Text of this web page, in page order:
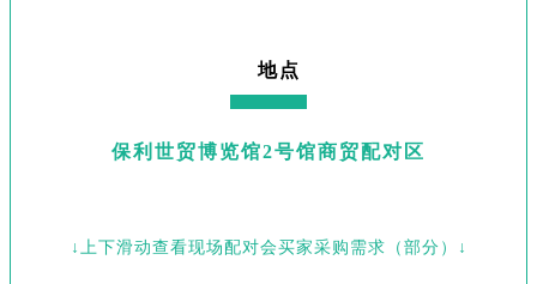
地点
保利世贸博览馆2号馆商贸配对区
↓上下滑动查看现场配对会买家采购需求（部分）↓